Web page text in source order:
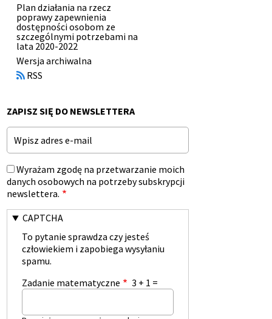
Plan działania na rzecz
poprawy zapewnienia
dostępności osobom ze
szczególnymi potrzebami na
lata 2020-2022
Otworzy
się
w
Wersja archiwalna
RSS
ZAPISZ SIĘ DO NEWSLETTERA
Email
Wyrażam zgodę na przetwarzanie moich
danych osobowych na potrzeby subskrypcji
newslettera.
CAPTCHA
To pytanie sprawdza czy jesteś
człowiekiem i zapobiega wysyłaniu
spamu.
Zadanie matematyczne
3 + 1 =